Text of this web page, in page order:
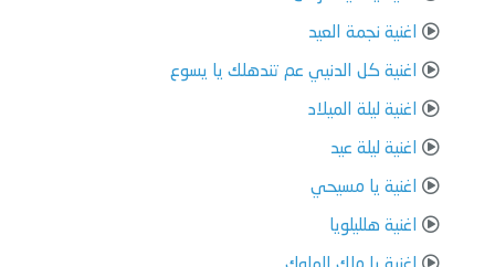
اغنية نجمة العيد
اغنية كل الدنيي عم تندهلك يا يسوع
اغنية ليلة الميلاد
اغنية ليلة عيد
اغنية يا مسيحي
اغنية هلليلويا